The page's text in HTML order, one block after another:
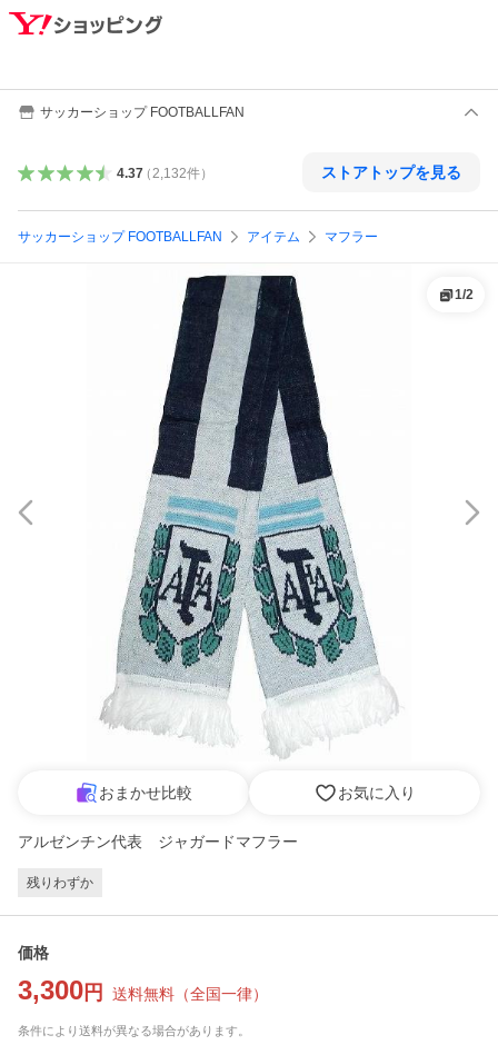
サッカーショップ FOOTBALLFAN
4.37（ 2,132件） ストアトップを見る
サッカーショップ FOOTBALLFAN アイテム マフラー
1/2
おまかせ比較 お気に入り
アルゼンチン代表 ジャガードマフラー
残りわずか
価格
3,300 円 送料無料 （全国一律）
条件により送料が異なる場合があります。